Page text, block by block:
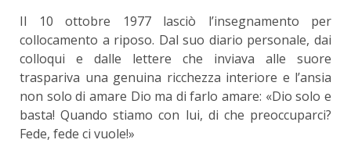
Il 10 ottobre 1977 lasciò l’insegnamento per
collocamento a riposo. Dal suo diario personale, dai
colloqui e dalle lettere che inviava alle suore
traspariva una genuina ricchezza interiore e l’ansia
non solo di amare Dio ma di farlo amare: «Dio solo e
basta! Quando stiamo con lui, di che preoccuparci?
Fede, fede ci vuole!»